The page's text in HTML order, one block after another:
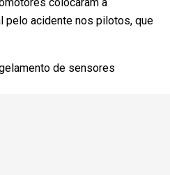
pelo acidente nos pilotos, que
de sensores